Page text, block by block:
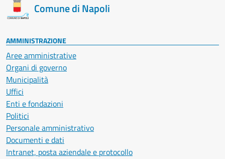
Comune di Napoli
AMMINISTRAZIONE
Aree amministrative
Organi di governo
Municipalità
Uffici
Enti e fondazioni
Politici
Personale amministrativo
Documenti e dati
Intranet, posta aziendale e protocollo